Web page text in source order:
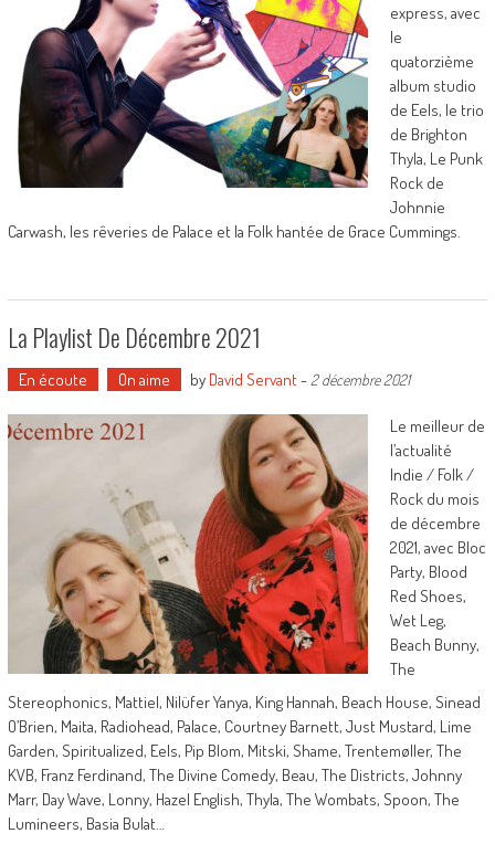
express, avec
le
quatorzième
album studio
de Eels, le trio
de Brighton
Thyla, Le Punk
Rock de
Johnnie
Carwash, les rêveries de Palace et la Folk hantée de Grace Cummings.
La Playlist De Décembre 2021
En écoute On aime by David Servant- 2 décembre 2021
Le meilleur de
l’actualité
Indie / Folk /
Rock du mois
de décembre
2021, avec Bloc
Party, Blood
Red Shoes,
Wet Leg,
Beach Bunny,
The
Stereophonics, Mattiel, Nilüfer Yanya, King Hannah, Beach House, Sinead
O’Brien, Maita, Radiohead, Palace, Courtney Barnett, Just Mustard, Lime
Garden, Spiritualized, Eels, Pip Blom, Mitski, Shame, Trentemøller, The
KVB, Franz Ferdinand, The Divine Comedy, Beau, The Districts, Johnny
Marr, Day Wave, Lonny, Hazel English, Thyla, The Wombats, Spoon, The
Lumineers, Basia Bulat…